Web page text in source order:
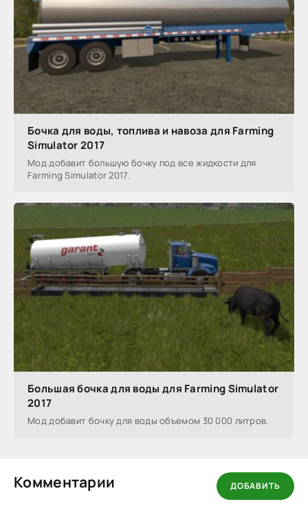
Бочка для воды, топлива и навоза для Farming
Simulator 2017
Мод добавит большую бочку под все жидкости для
Farming Simulator 2017.
Большая бочка для воды для Farming Simulator
2017
Мод добавит бочку для воды объемом 30 000 литров.
Комментарии ДОБАВИТЬ